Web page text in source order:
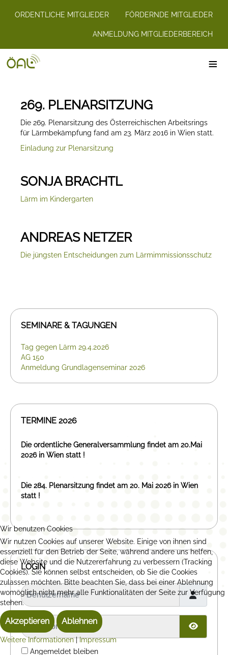
ORDENTLICHE MITGLIEDER FÖRDERNDE MITGLIEDER
ANMELDUNG MITGLIEDERBEREICH
≡
269. PLENARSITZUNG
Die 269. Plenarsitzung des Österreichischen Arbeitsrings
für Lärmbekämpfung fand am 23. März 2016 in Wien statt.
Einladung zur Plenarsitzung
SONJA BRACHTL
Lärm im Kindergarten
ANDREAS NETZER
Die jüngsten Entscheidungen zum Lärmimmissionsschutz
SEMINARE & TAGUNGEN
Tag gegen Lärm 29.4.2026
AG 150
Anmeldung Grundlagenseminar 2026
TERMINE 2026
Die ordentliche Generalversammlung findet am 20.Mai
2026 in Wien statt !
Die 284. Plenarsitzung findet am 20. Mai 2026 in Wien
statt !
LOGIN
Benutzername
Passwort
Angemeldet bleiben
Wir benutzen Cookies
Wir nutzen Cookies auf unserer Website. Einige von ihnen sind
essenziell für den Betrieb der Seite, während andere uns helfen,
diese Website und die Nutzererfahrung zu verbessern (Tracking
Cookies). Sie können selbst entscheiden, ob Sie die Cookies
zulassen möchten. Bitte beachten Sie, dass bei einer Ablehnung
womöglich nicht mehr alle Funktionalitäten der Seite zur Verfügung
stehen.
Akzeptieren Ablehnen
Weitere Informationen|Impressum